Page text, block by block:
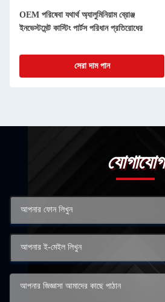
OEM পরিষেবা যথার্থ অ্যালুমিনিয়াম ব্রোঞ্জ
ইনভেস্টমেন্ট কাস্টিং পার্টস পরিধান প্রতিরোধের
সেরা দাম পান
যোগাযোগ